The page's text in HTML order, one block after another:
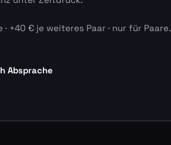
+40 € je weiteres Paar · nur für Paare.
Absprache